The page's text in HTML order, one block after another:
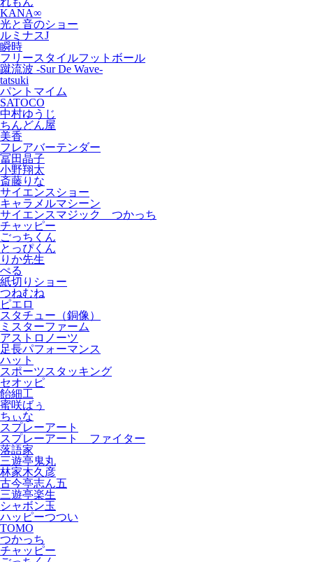
KANA∞
光と音のショー
ルミナスJ
瞬時
フリースタイルフットボール
蹴流波 -Sur De Wave-
tatsuki
パントマイム
SATOCO
中村ゆうじ
ちんどん屋
美香
フレアバーテンダー
冨田晶子
小野翔太
斎藤りな
サイエンスショー
キャラメルマシーン
サイエンスマジック つかっち
チャッピー
ごっちくん
とっぴくん
りか先生
ぺる
紙切りショー
つねむね
ピエロ
スタチュー（銅像）
ミスターファーム
アストロノーツ
足長パフォーマンス
ハット
スポーツスタッキング
セオッピ
飴細工
蜜咲ばぅ
ちぃな
スプレーアート
スプレーアート ファイター
落語家
三遊亭鬼丸
林家木久彦
古今亭志ん五
三遊亭楽生
シャボン玉
ハッピーつつい
TOMO
つかっち
チャッピー